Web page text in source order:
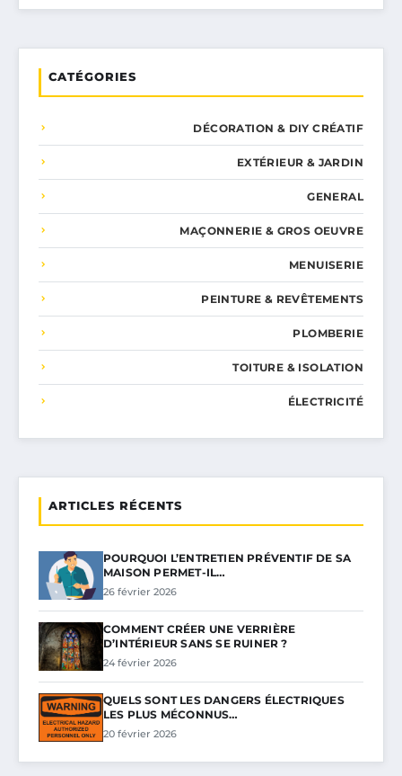
CATÉGORIES
DÉCORATION & DIY CRÉATIF
EXTÉRIEUR & JARDIN
GENERAL
MAÇONNERIE & GROS OEUVRE
MENUISERIE
PEINTURE & REVÊTEMENTS
PLOMBERIE
TOITURE & ISOLATION
ÉLECTRICITÉ
ARTICLES RÉCENTS
POURQUOI L’ENTRETIEN PRÉVENTIF DE SA
MAISON PERMET-IL…
26 février 2026
COMMENT CRÉER UNE VERRIÈRE
D’INTÉRIEUR SANS SE RUINER ?
24 février 2026
QUELS SONT LES DANGERS ÉLECTRIQUES
LES PLUS MÉCONNUS…
20 février 2026